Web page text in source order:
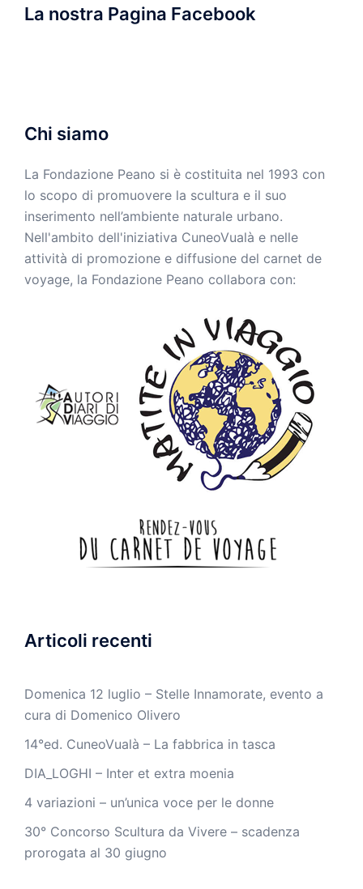
La nostra Pagina Facebook
Chi siamo
La Fondazione Peano si è costituita nel 1993 con
lo scopo di promuovere la scultura e il suo
inserimento nell’ambiente naturale urbano.
Nell'ambito dell'iniziativa CuneoVualà e nelle
attività di promozione e diffusione del carnet de
voyage, la Fondazione Peano collabora con:
Articoli recenti
Domenica 12 luglio – Stelle Innamorate, evento a
cura di Domenico Olivero
14°ed. CuneoVualà – La fabbrica in tasca
DIA_LOGHI – Inter et extra moenia
4 variazioni – un’unica voce per le donne
30° Concorso Scultura da Vivere – scadenza
prorogata al 30 giugno